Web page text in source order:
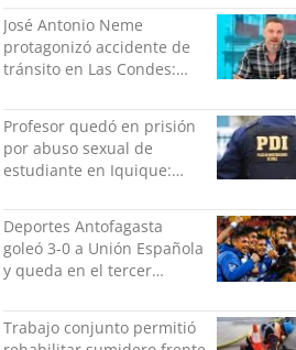
libertad
José Antonio Neme
protagonizó accidente de
tránsito en Las Condes:
motociclista
Profesor quedó en prisión
por abuso sexual de
estudiante en Iquique:
Deportes Antofagasta
goleó 3-0 a Unión Española
y queda en el tercer
Ascenso
Trabajo conjunto permitió